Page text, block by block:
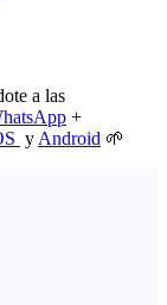
a las
+
y Android 🌱